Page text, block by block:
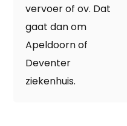
vervoer of ov. Dat
gaat dan om
Apeldoorn of
Deventer
ziekenhuis.